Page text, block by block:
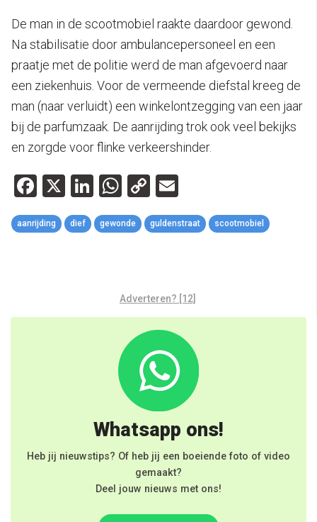
De man in de scootmobiel raakte daardoor gewond.
Na stabilisatie door ambulancepersoneel en een
praatje met de politie werd de man afgevoerd naar
een ziekenhuis. Voor de vermeende diefstal kreeg de
man (naar verluidt) een winkelontzegging van een jaar
bij de parfumzaak. De aanrijding trok ook veel bekijks
en zorgde voor flinke verkeershinder.
Facebook
X LinkedIn
WhatsApp
Copy
Link
aanrijding dief gewonde guldenstraat scootmobiel
Adverteren? [12]
Whatsapp ons!
Heb jij nieuwstips? Of heb jij een boeiende foto of video
gemaakt?
Deel jouw nieuws met ons!